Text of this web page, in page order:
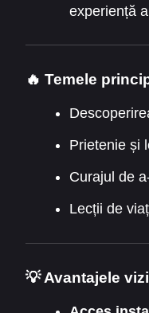
experiență
🔥 Temele
Prietenie și
Curajul de
Lecții de
💡 Avantajele